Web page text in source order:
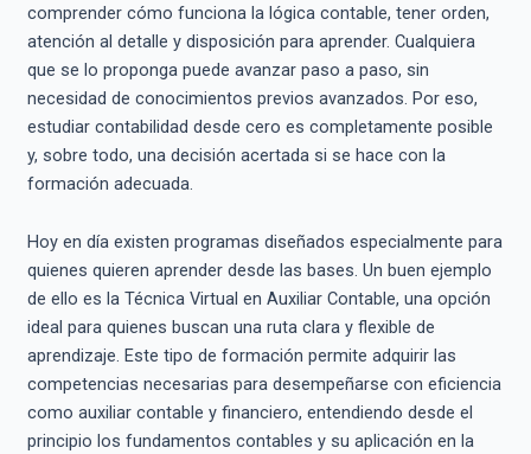
comprender cómo funciona la lógica contable, tener orden,
atención al detalle y disposición para aprender. Cualquiera
que se lo proponga puede avanzar paso a paso, sin
necesidad de conocimientos previos avanzados. Por eso,
estudiar contabilidad desde cero es completamente posible
y, sobre todo, una decisión acertada si se hace con la
formación adecuada.
Hoy en día existen programas diseñados especialmente para
quienes quieren aprender desde las bases. Un buen ejemplo
de ello es la Técnica Virtual en Auxiliar Contable, una opción
ideal para quienes buscan una ruta clara y flexible de
aprendizaje. Este tipo de formación permite adquirir las
competencias necesarias para desempeñarse con eficiencia
como auxiliar contable y financiero, entendiendo desde el
principio los fundamentos contables y su aplicación en la